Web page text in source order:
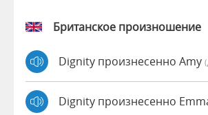
Британское произношение
Dignity произнесенно Amy
Dignity произнесенно